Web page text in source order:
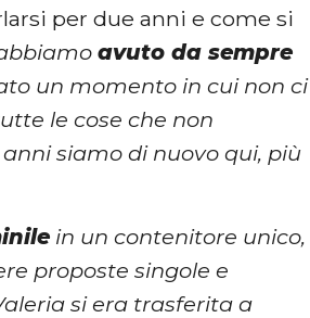
per due anni e come si
avuto da sempre
un momento in cui non ci
le cose che non
siamo di nuovo qui, più
in un contenitore unico,
proposte singole e
si era trasferita a